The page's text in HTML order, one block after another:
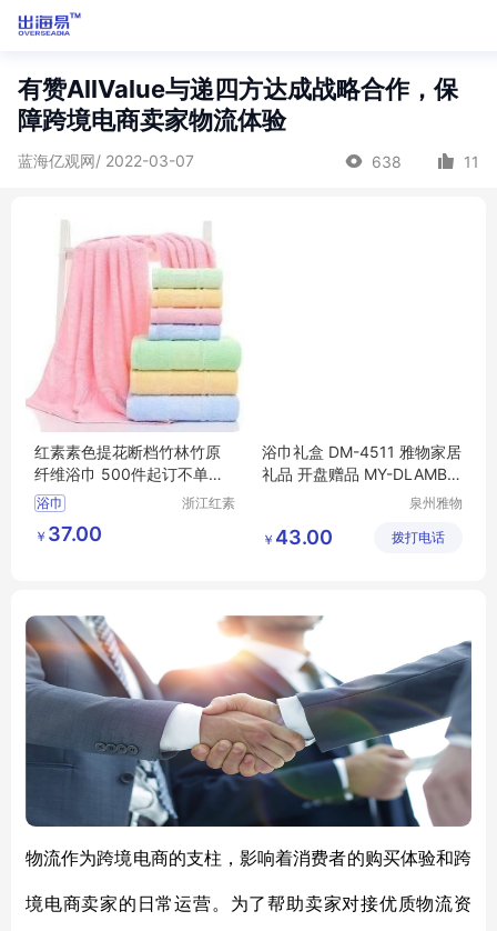
有赞AllValue与递四方达成战略合作，保
障跨境电商卖家物流体验
蓝海亿观网/ 2022-03-07 638 11
红素素色提花断档竹林竹原
纤维浴巾 500件起订不单独
零售
浴巾
浙江红素
￥ 37.00
浴巾礼盒 DM-4511 雅物家居
礼品 开盘赠品 MY-DLAMBN
泉州雅物
公司
￥ 43.00 拨打电话
物流作为跨境电商的支柱，影响着消费者的购买体验和跨
境电商卖家的日常运营。为了帮助卖家对接优质物流资